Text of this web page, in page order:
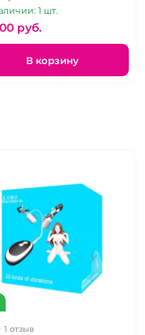
силиконовая
и длинные волосы.
1 шт.
pуб.
В корзину
1 отзыв